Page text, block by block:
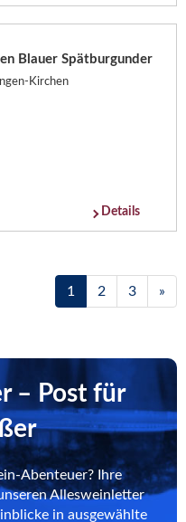
Blauer Spätburgunder
Kirchen
Details
1 2 3 »
– Post für
Abenteuer? Ihre
Allesweinletter
in ausgewählte